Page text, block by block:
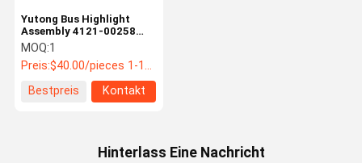
Yutong Bus Highlight
Assembly 4121-00258
Luftfahrt Aluminium LED
200m Reichweite Bus
Ersatzteile
MOQ:1
Preis:$40.00/pieces 1-10 pieces
Bestpreis
Kontakt
Hinterlass Eine Nachricht